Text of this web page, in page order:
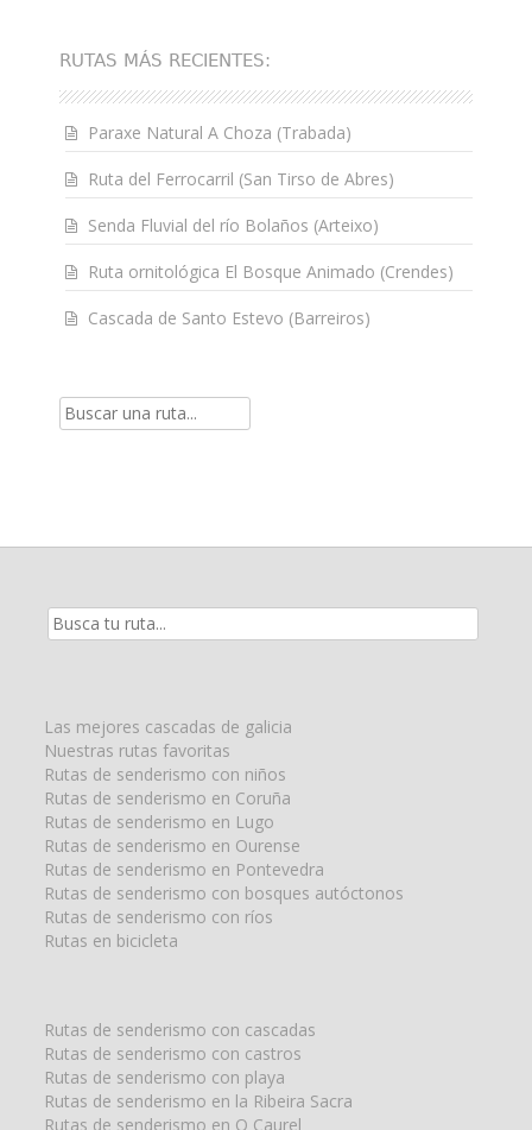
RUTAS MÁS RECIENTES:
Paraxe Natural A Choza (Trabada)
Ruta del Ferrocarril (San Tirso de Abres)
Senda Fluvial del río Bolaños (Arteixo)
Ruta ornitológica El Bosque Animado (Crendes)
Cascada de Santo Estevo (Barreiros)
Resultados
Las mejores cascadas de galicia
Nuestras rutas favoritas
Rutas de senderismo con niños
Rutas de senderismo en Coruña
Rutas de senderismo en Lugo
Rutas de senderismo en Ourense
Rutas de senderismo en Pontevedra
Rutas de senderismo con bosques autóctonos
Rutas de senderismo con ríos
Rutas en bicicleta
Rutas de senderismo con cascadas
Rutas de senderismo con castros
Rutas de senderismo con playa
Rutas de senderismo en la Ribeira Sacra
Rutas de senderismo en O Caurel